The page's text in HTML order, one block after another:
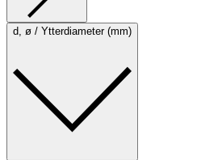
d, ø / Ytterdiameter (mm)